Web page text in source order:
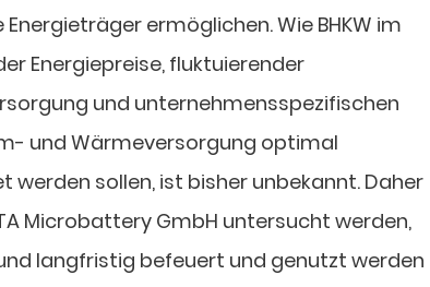
ermöglichen. Wie BHKW im
Energiepreise, fluktuierender
und unternehmensspezifischen
und Wärmeversorgung optimal
sollen, ist bisher unbekannt. Daher
Microbattery GmbH untersucht werden,
langfristig befeuert und genutzt werden